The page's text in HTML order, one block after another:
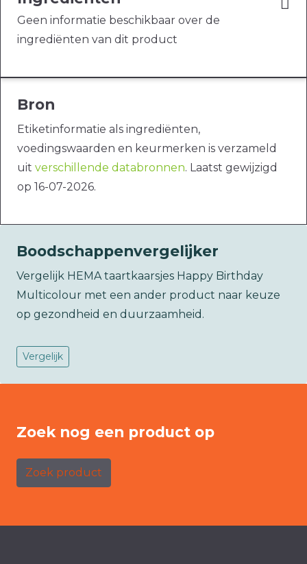
Geen informatie beschikbaar over de
ingrediënten van dit product
Bron
Etiketinformatie als ingrediënten,
voedingswaarden en keurmerken is verzameld
uit verschillende databronnen. Laatst gewijzigd
op 16-07-2026.
Boodschappenvergelijker
Vergelijk HEMA taartkaarsjes Happy Birthday
Multicolour met een ander product naar keuze
op gezondheid en duurzaamheid.
Vergelijk
Zoek nog een product op
Zoek product